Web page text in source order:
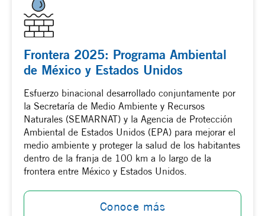
Frontera 2025: Programa Ambiental
de México y Estados Unidos
Esfuerzo binacional desarrollado conjuntamente por
la Secretaría de Medio Ambiente y Recursos
Naturales (SEMARNAT) y la Agencia de Protección
Ambiental de Estados Unidos (EPA) para mejorar el
medio ambiente y proteger la salud de los habitantes
dentro de la franja de 100 km a lo largo de la
frontera entre México y Estados Unidos.
Conoce más